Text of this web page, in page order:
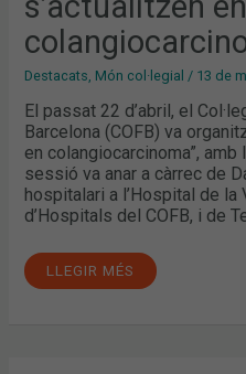
Destacats, Món col·legial / 13 de
El passat 22 d’abril, el
Barcelona (COFB) va
en colangiocarcinoma”, amb
sessió va anar a càrrec de
hospitalari a l’Hospital de la
d’Hospitals del COFB, i de
LLEGIR MÉS